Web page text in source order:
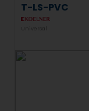
T-LS-PVC
Universal